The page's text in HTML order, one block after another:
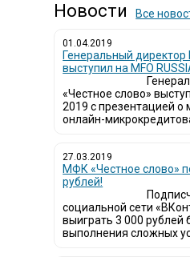
Новости Все
01.04.2019
Генеральный
выступил на MFO
«Честное слово»
2019 с презентацией
онлайн-
27.03.2019
МФК «Честное слово»
рублей!
социальной сети
выиграть 3 000
выполнения сложных